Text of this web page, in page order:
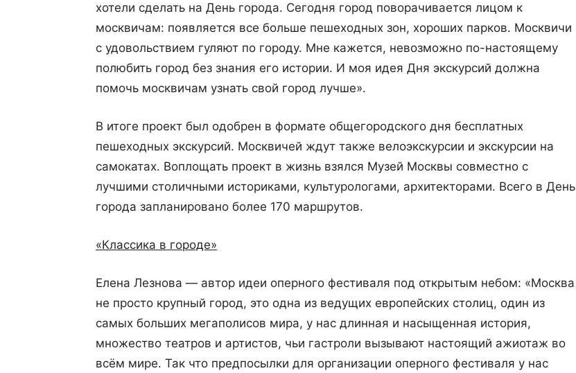
хотели сделать на День города. Сегодня город поворачивается лицом к
москвичам: появляется все больше пешеходных зон, хороших парков. Москвичи
с удовольствием гуляют по городу. Мне кажется, невозможно по-настоящему
полюбить город без знания его истории. И моя идея Дня экскурсий должна
помочь москвичам узнать свой город лучше».
В итоге проект был одобрен в формате общегородского дня бесплатных
пешеходных экскурсий. Москвичей ждут также велоэкскурсии и экскурсии на
самокатах. Воплощать проект в жизнь взялся Музей Москвы совместно с
лучшими столичными историками, культурологами, архитекторами. Всего в День
города запланировано более 170 маршрутов.
«Классика в городе»
Елена Лезнова — автор идеи оперного фестиваля под открытым небом: «Москва
не просто крупный город, это одна из ведущих европейских столиц, один из
самых больших мегаполисов мира, у нас длинная и насыщенная история,
множество театров и артистов, чьи гастроли вызывают настоящий ажиотаж во
всём мире. Так что предпосылки для организации оперного фестиваля у нас